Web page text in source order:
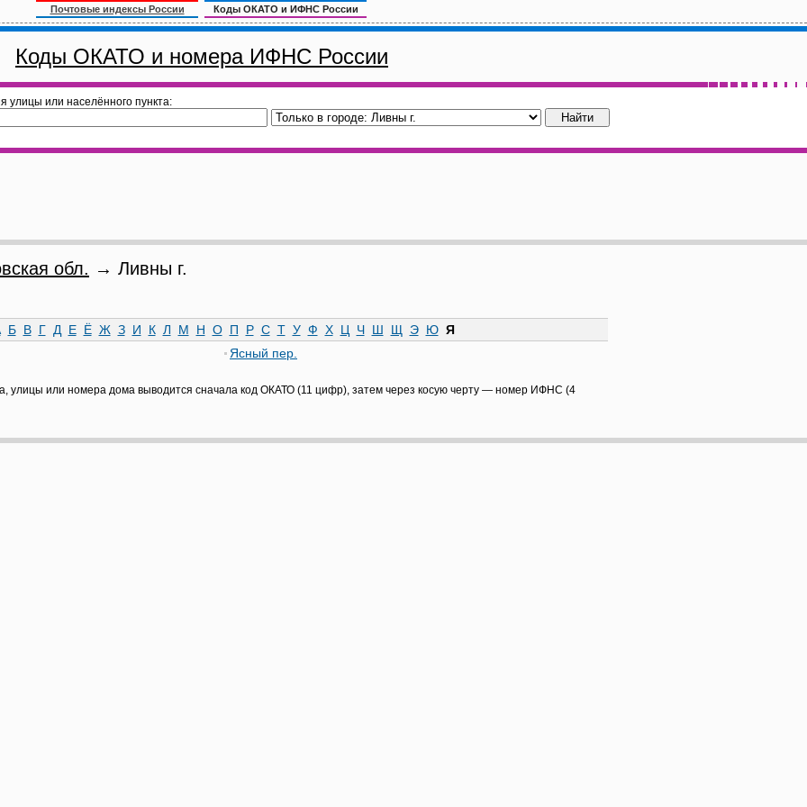
Почтовые индексы России Коды ОКАТО и ИФНС России
Коды ОКАТО и номера ИФНС России
улицы или населённого пункта:
обл. → Ливны г.
Б В Г Д Е Ё Ж З И К Л М Н О П Р С Т У Ф Х Ц Ч Ш Щ Э Ю Я
Ясный пер.
улицы или номера дома выводится сначала код ОКАТО (11 цифр), затем через косую черту — номер ИФНС (4